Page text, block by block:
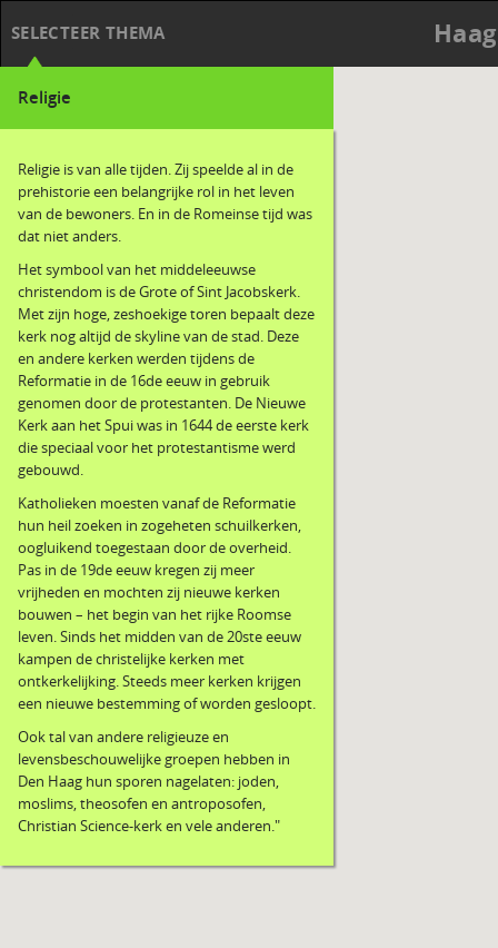
SELECTEER THEMA
Religie
Religie is van alle tijden. Zij speelde al in de
prehistorie een belangrijke rol in het leven
van de bewoners. En in de Romeinse tijd was
dat niet anders.
Het symbool van het middeleeuwse
christendom is de Grote of Sint Jacobskerk.
Met zijn hoge, zeshoekige toren bepaalt deze
kerk nog altijd de skyline van de stad. Deze
en andere kerken werden tijdens de
Reformatie in de 16de eeuw in gebruik
genomen door de protestanten. De Nieuwe
Kerk aan het Spui was in 1644 de eerste kerk
die speciaal voor het protestantisme werd
gebouwd.
Katholieken moesten vanaf de Reformatie
hun heil zoeken in zogeheten schuilkerken,
oogluikend toegestaan door de overheid.
Pas in de 19de eeuw kregen zij meer
vrijheden en mochten zij nieuwe kerken
bouwen – het begin van het rijke Roomse
leven. Sinds het midden van de 20ste eeuw
kampen de christelijke kerken met
ontkerkelijking. Steeds meer kerken krijgen
een nieuwe bestemming of worden gesloopt.
Ook tal van andere religieuze en
levensbeschouwelijke groepen hebben in
Den Haag hun sporen nagelaten: joden,
moslims, theosofen en antroposofen,
Christian Science-kerk en vele anderen."